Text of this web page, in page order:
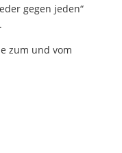
gegen jeden“
zum und vom